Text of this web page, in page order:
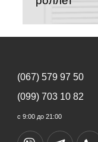
(067) 579 97 50
(099) 703 10 82
с 9:00 до 21:00